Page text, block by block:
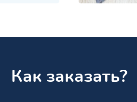
Как заказать?